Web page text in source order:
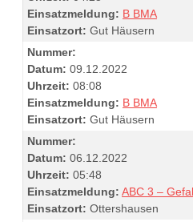
Einsatzmeldung: B BMA
Einsatzort: Gut Häusern
Nummer:
Datum: 09.12.2022
Uhrzeit: 08:08
Einsatzmeldung: B BMA
Einsatzort: Gut Häusern
Nummer:
Datum: 06.12.2022
Uhrzeit: 05:48
Einsatzmeldung: ABC 3 –
Einsatzort: Ottershausen